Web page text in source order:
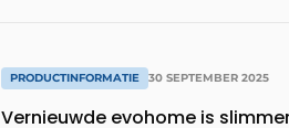
PRODUCTINFORMATIE 30 SEPTEMBER 2025
Vernieuwde evohome is